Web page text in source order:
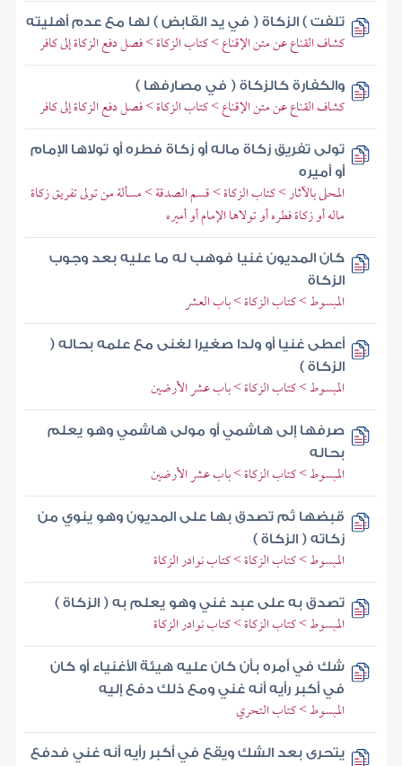
تلفت ) الزكاة ( في يد القابض ) لها مع عدم أهليته
كشاف القناع عن متن الإقناع > كتاب الزكاة > فصل دفع الزكاة إلى كافر
والكفارة كالزكاة ( في مصارفها )
كشاف القناع عن متن الإقناع > كتاب الزكاة > فصل دفع الزكاة إلى كافر
تولى تفريق زكاة ماله أو زكاة فطره أو تولاها الإمام
أو أميره
المحلى بالآثار > كتاب الزكاة > قسم الصدقة > مسألة من تولى تفريق زكاة
ماله أو زكاة فطره أو تولاها الإمام أو أميره
كان المديون غنيا فوهب له ما عليه بعد وجوب
الزكاة
المبسوط > كتاب الزكاة > باب العشر
أعطى غنيا أو ولدا صغيرا لغنى مع علمه بحاله (
الزكاة )
المبسوط > كتاب الزكاة > باب عشر الأرضين
صرفها إلى هاشمي أو مولى هاشمي وهو يعلم
بحاله
المبسوط > كتاب الزكاة > باب عشر الأرضين
قبضها ثم تصدق بها على المديون وهو ينوي من
زكاته ( الزكاة )
المبسوط > كتاب الزكاة > كتاب نوادر الزكاة
تصدق به على عبد غني وهو يعلم به ( الزكاة )
المبسوط > كتاب الزكاة > كتاب نوادر الزكاة
شك في أمره بأن كان عليه هيئة الأغنياء أو كان
في أكبر رأيه أنه غني ومع ذلك دفع إليه
المبسوط > كتاب التحري
يتحرى بعد الشك ويقع في أكبر رأيه أنه غني فدفع